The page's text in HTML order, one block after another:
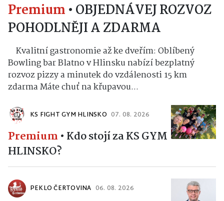
Premium • OBJEDNÁVEJ ROZVOZ
POHODLNĚJI A ZDARMA
Kvalitní gastronomie až ke dveřím: Oblíbený
Bowling bar Blatno v Hlinsku nabízí bezplatný
rozvoz pizzy a minutek do vzdálenosti 15 km
zdarma Máte chuť na křupavou...
KS FIGHT GYM HLINSKO 07. 08. 2026
Premium • Kdo stojí za KS GYM
HLINSKO?
PEKLO ČERTOVINA 06. 08. 2026